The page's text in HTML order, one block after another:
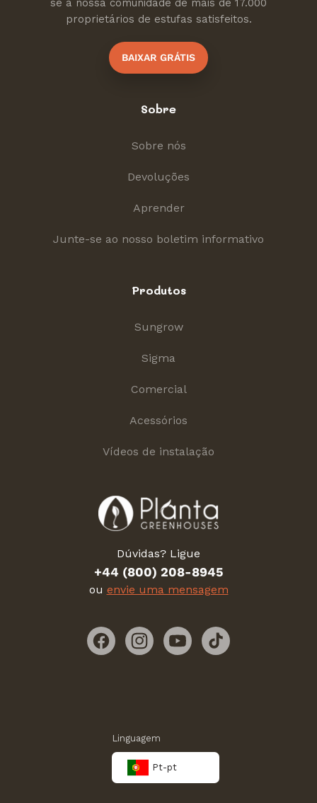
se à nossa comunidade de mais de 17.000
proprietários de estufas satisfeitos.
BAIXAR GRÁTIS
Sobre
Sobre nós
Devoluções
Aprender
Junte-se ao nosso boletim informativo
Produtos
Sungrow
Sigma
Comercial
Acessórios
Vídeos de instalação
Dúvidas? Ligue
+44 (800) 208-8945
ou envie uma mensagem
FacebookInstagramYouTubeTikTok
Linguagem
Pt-pt